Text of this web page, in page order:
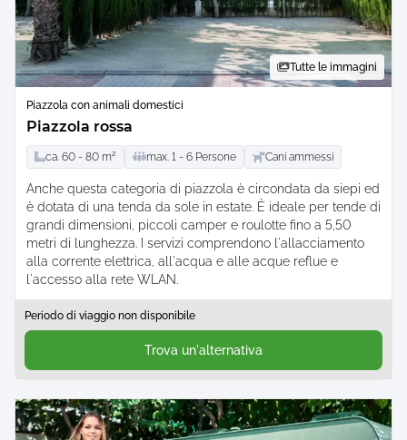
Tutte le immagini
Piazzola con animali domestici
Piazzola rossa
ca. 60 - 80 m² max. 1 - 6 Persone Cani ammessi
Anche questa categoria di piazzola è circondata da siepi ed
è dotata di una tenda da sole in estate. È ideale per tende di
grandi dimensioni, piccoli camper e roulotte fino a 5,50
metri di lunghezza. I servizi comprendono l'allacciamento
alla corrente elettrica, all'acqua e alle acque reflue e
l'accesso alla rete WLAN.
Periodo di viaggio non disponibile
Trova un'alternativa